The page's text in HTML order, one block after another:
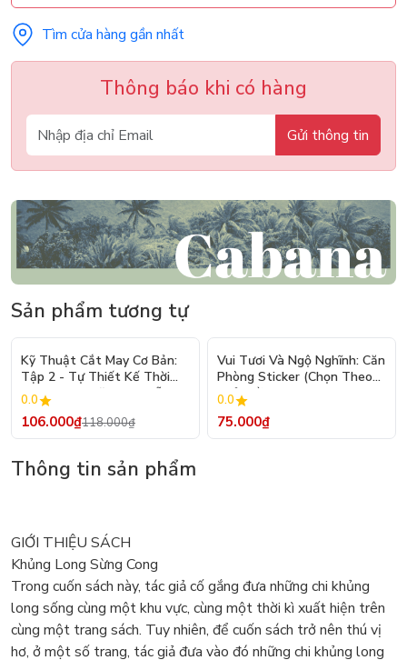
Tìm cửa hàng gần nhất
Thông báo khi có hàng
Gửi thông tin
Sản phẩm tương tự
- 10%
Kỹ Thuật Cắt May Cơ Bản:
Tập 2 - Tự Thiết Kế Thời
Trang Nam Nữ - Tạo Mẫu
Rập - Kỹ Thuật Nhảy Size
0.0
106.000₫118.000₫
Vui Tươi Và Ngộ Nghĩnh: Căn
Phòng Sticker (Chọn Theo
Chủ Đề) - Hơn 250 Sticker
0.0
75.000₫
Thông tin sản phẩm
GIỚI THIỆU SÁCH
Khủng Long Sừng Cong
Trong cuốn sách này, tác giả cố gắng đưa những chi khủng
long sống cùng một khu vực, cùng một thời kì xuất hiện trên
cùng một trang sách. Tuy nhiên, để cuốn sách trở nên thú vị
hơ, ở một số trang, tác giả đưa vào đó những chi khủng long